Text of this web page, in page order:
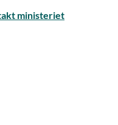
ministeriet